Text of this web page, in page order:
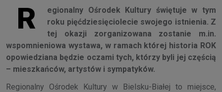
R
egionalny Ośrodek Kultury świętuje w tym
roku pięćdziesięciolecie swojego istnienia. Z
tej okazji zorganizowana zostanie m.in.
wspomnieniowa wystawa, w ramach której historia ROK
opowiedziana będzie oczami tych, którzy byli jej częścią
– mieszkańców, artystów i sympatyków.
Regionalny Ośrodek Kultury w Bielsku-Białej to miejsce,